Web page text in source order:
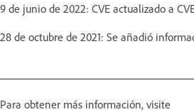
9 de junio de 2022: CVE actualizado a
28 de octubre de 2021: Se añadió
Para obtener más información, visite